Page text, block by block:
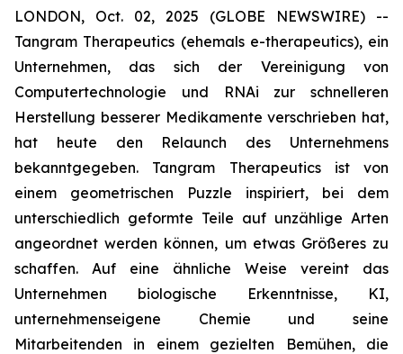
LONDON, Oct. 02, 2025 (GLOBE NEWSWIRE) --
Tangram Therapeutics (ehemals e-therapeutics), ein
Unternehmen, das sich der Vereinigung von
Computertechnologie und RNAi zur schnelleren
Herstellung besserer Medikamente verschrieben hat,
hat heute den Relaunch des Unternehmens
bekanntgegeben. Tangram Therapeutics ist von
einem geometrischen Puzzle inspiriert, bei dem
unterschiedlich geformte Teile auf unzählige Arten
angeordnet werden können, um etwas Größeres zu
schaffen. Auf eine ähnliche Weise vereint das
Unternehmen biologische Erkenntnisse, KI,
unternehmenseigene Chemie und seine
Mitarbeitenden in einem gezielten Bemühen, die